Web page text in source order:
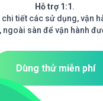
Hỗ trợ 1:1 .
tiết các sử dụng, vận
ngoài sàn để vận hành
Dùng thử miễn phí